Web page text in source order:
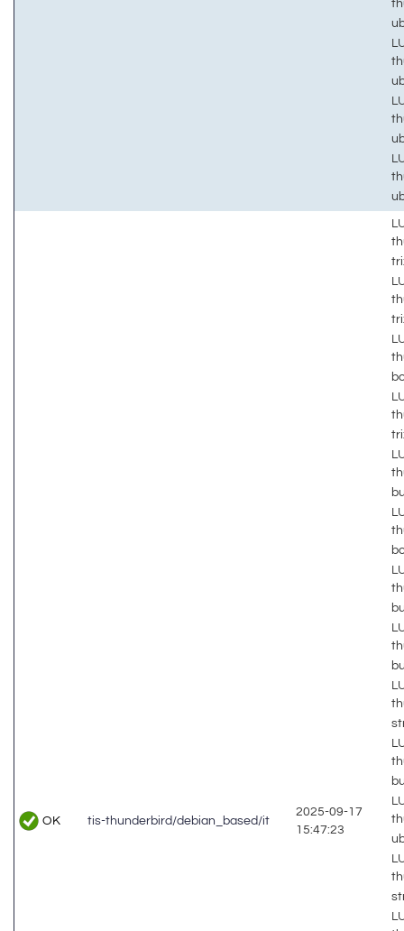
OK tis-thunderbird/debian_based/it
2025-09-17
15:47:23